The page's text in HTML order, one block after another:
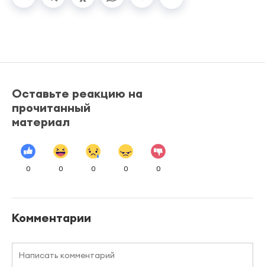
Оставьте реакцию на
прочитанный
материал
0 0 0 0 0
Комментарии